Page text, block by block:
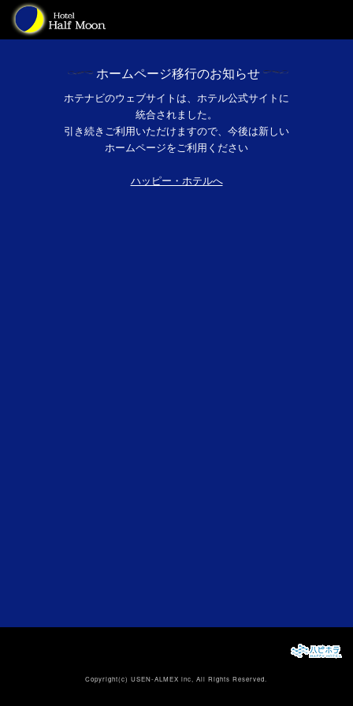
ホームページ移行のお知らせ
ホテナビのウェブサイトは、ホテル公式サイトに
統合されました。
引き続きご利用いただけますので、今後は新しい
ホームページをご利用ください
ハッピー・ホテルへ
Copyright(c)USEN-ALMEX inc, All Rights Reserved.